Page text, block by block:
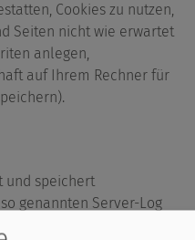
Cookies zu nutzen,
Seiten nicht wie erwartet
anlegen,
auf Ihrem Rechner für
und speichert
genannten Server-Log
an uns übermittelt.